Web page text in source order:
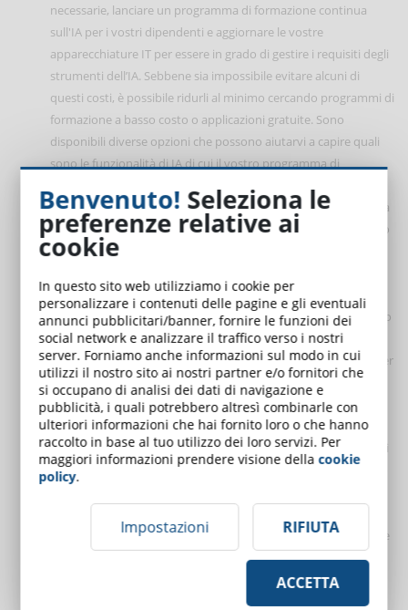
necessarie, lanciare un programma di formazione continua
sull'IA per i vostri dipendenti e aggiornare le vostre
apparecchiature IT per essere in grado di gestire i requisiti degli
strumenti dell’IA. Sebbene sia impossibile evitare alcuni di
questi costi, è possibile ridurli al minimo cercando programmi di
formazione a basso costo o applicazioni gratuite. Sono
disponibili diverse opzioni che possono aiutarvi a capire quali
sono le funzionalità di IA di cui il vostro programma di
acquisirle, tuttavia non sono sufficienti ad integrare un sistema
di IA in un sistema di formazione esistente. In ogni caso Il costo
dello sviluppo e dell'implementazione di strumenti didattici
scuole e insegnanti. Le aziende di Edtech dovrebbero
adoperarsi per rendere la tecnologia AI accessibile a un numero
più ampio di scuole e insegnanti ed esplorare opzioni di
finanziamento alternative, come sovvenzioni o partnership, per
contribuire a compensare i costi.
Privacy, sicurezza e considerazioni etiche: iproblemi di
privacy sono un limite significativo dell'IA in classe. Le aziende
Edtech devono garantire che idati personali sensibili
e memorizzati dagli strumenti educativi alimentati dall'IA siano
implicazioni etiche della tecnologia AI nel settore dell'istruzione
e sviluppare strumenti AI in modo trasparente, equo e
responsabile. Devono inoltre assicurarsi di sviluppare e
utilizzare gli strumenti di IA in conformità con le leggi e i
Benvenuto! Seleziona le
preferenze relative ai
cookie
In questo sito web utilizziamo i cookie per
personalizzare i contenuti delle pagine e gli eventuali
annunci pubblicitari/banner, fornire le funzioni dei
social network e analizzare il traffico verso i nostri
server. Forniamo anche informazioni sul modo in cui
utilizzi il nostro sito ai nostri partner e/o fornitori che
si occupano di analisi dei dati di navigazione e
pubblicità, i quali potrebbero altresì combinarle con
ulteriori informazioni che hai fornito loro o che hanno
raccolto in base al tuo utilizzo dei loro servizi. Per
maggiori informazioni prendere visione dellacookie
policy.
Impostazioni RIFIUTA
ACCETTA